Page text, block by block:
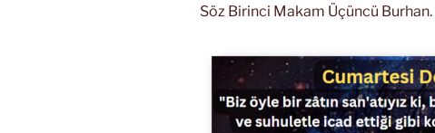
Söz Birinci Makam Üçüncü Burhan.